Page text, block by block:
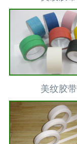
美纹胶带